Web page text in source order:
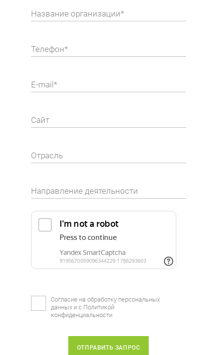
Название организации*
Телефон*
Согласие на обработку персональных
данных и с Политикой
конфиденциальности
E-mail*
Сайт
Отрасль
Направление деятельности
ОТПРАВИТЬ ЗАПРОС